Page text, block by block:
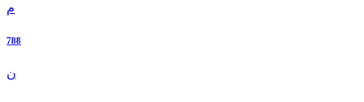
م
788
ن